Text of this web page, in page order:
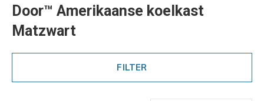
Door™ Amerikaanse koelkast
Matzwart
FILTER